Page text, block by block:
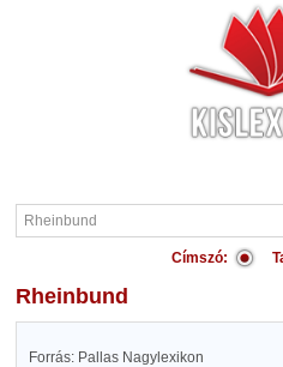
Címszó:
Rheinbund
Forrás: Pallas Nagylexikon